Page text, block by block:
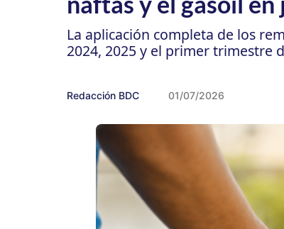
La aplicación completa de los
2024, 2025 y el primer trimestre
Redacción BDC 01/07/2026